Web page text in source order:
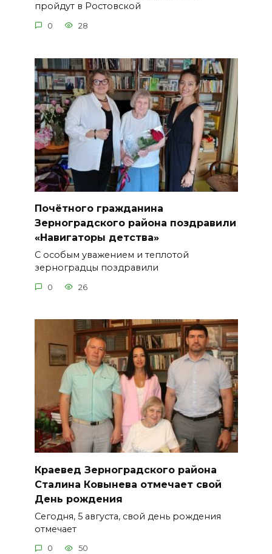
пройдут в Ростовской
0 28
Почётного гражданина
Зерноградского района поздравили
«Навигаторы детства»
С особым уважением и теплотой
зерноградцы поздравили
0 26
Краевед Зерноградского района
Сталина Ковынева отмечает свой
День рождения
Сегодня, 5 августа, свой день рождения
отмечает
0 50